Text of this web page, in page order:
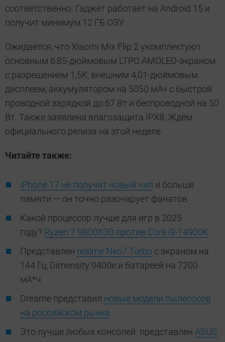
соответственно. Гаджет работает на Android 15 и
получит минимум 12 ГБ ОЗУ.
Ожидается, что Xiaomi Mix Flip 2 укомплектуют
основным 6,85-дюймовым LTPO AMOLED-экраном
с разрешением 1,5K, внешним 4,01-дюймовым
дисплеем, аккумулятором на 5050 мАч с быстрой
проводной зарядкой до 67 Вт и беспроводной на 50
Вт. Также заявлена влагозащита IPX8. Ждём
официального релиза на этой неделе.
Читайте также:
iPhone 17 не получит новый чип и больше
памяти — он точно разочарует фанатов
Какой процессор лучше для игр в 2025
году? Ryzen 7 9800X3D против Core i9-14900K
Представлен realme Neo7 Turbo с экраном на
144 Гц, Dimensity 9400e и батареей на 7200
мА*ч
Dreame представил новые модели пылесосов
на российском рынке
Это лучше любых консолей: представлен ASUS